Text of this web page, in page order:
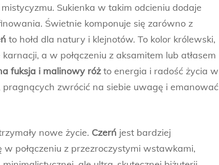
Sukienka w takim odcieniu dodaje
Świetnie komponuje się zarówno z
to hołd dla natury i klejnotów. To kolor królewski,
a w połączeniu z aksamitem lub atłasem
fuksja i malinowy różto energia i radość życia w
zwrócić na siebie uwagę i emanować
nowe życie. Czerń jest bardziej
połączeniu z przezroczystymi wstawkami,